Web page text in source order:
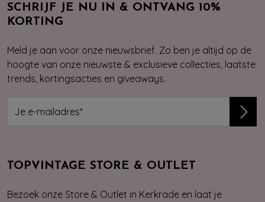
SCHRIJF JE NU IN & ONTVANG 10%
KORTING
Meld je aan voor onze nieuwsbrief. Zo ben je altijd op de
hoogte van onze nieuwste & exclusieve collecties, laatste
trends, kortingsacties en giveaways.
TOPVINTAGE STORE & OUTLET
Bezoek onze Store & Outlet in Kerkrade en laat je